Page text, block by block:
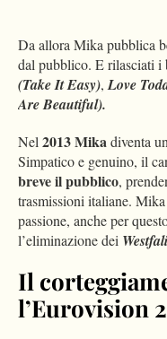
Da allora Mika pubblica
dal pubblico. E rilasciati i
(Take It Easy),Love
Are Beautiful).
Nel2013 Mikadiventa
Simpatico e genuino, il
breve il pubblico,
trasmissioni italiane.
passione, anche per
l’eliminazione dei
Il
l’Eurovision